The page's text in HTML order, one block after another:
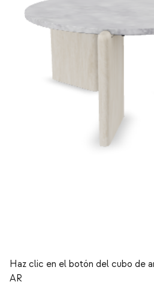
Haz clic en el botón del cubo de
AR